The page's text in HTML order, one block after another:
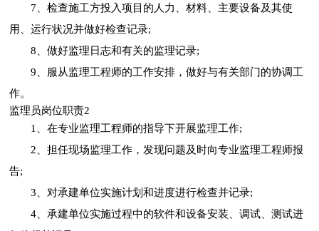
7、检查施工方投入项目的人力、材料、主要设备及其使
用、运行状况并做好检查记录;
8、做好监理日志和有关的监理记录;
9、服从监理工程师的工作安排，做好与有关部门的协调工
作。
监理员岗位职责2
1、在专业监理工程师的指导下开展监理工作;
2、担任现场监理工作，发现问题及时向专业监理工程师报
告;
3、对承建单位实施计划和进度进行检查并记录;
4、承建单位实施过程中的软件和设备安装、调试、测试进